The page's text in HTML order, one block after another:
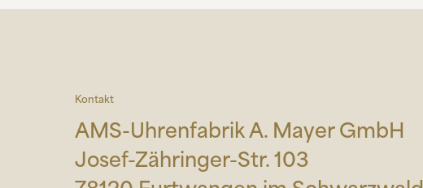
Kontakt
AMS-Uhrenfabrik A. Mayer GmbH
Josef-Zähringer-Str. 103